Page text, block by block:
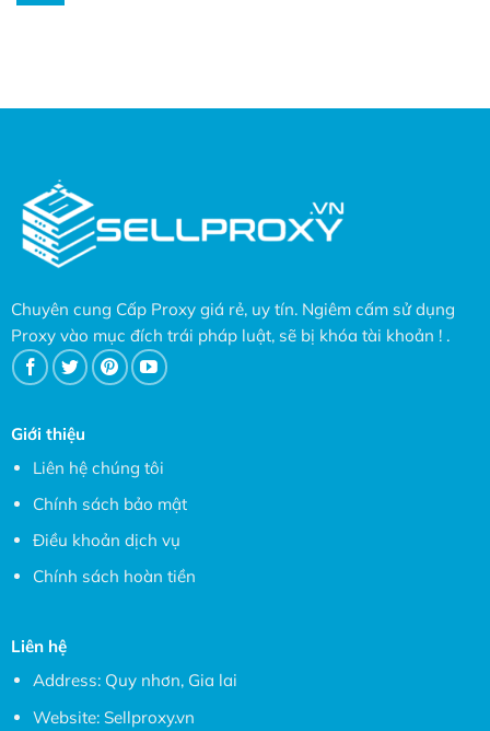
Chuyên cung Cấp Proxy giá rẻ, uy tín. Ngiêm cấm sử dụng
Proxy vào mục đích trái pháp luật, sẽ bị khóa tài khoản ! .
Giới thiệu
Liên hệ chúng tôi
Chính sách bảo mật
Điều khoản dịch vụ
Chính sách hoàn tiền
Liên hệ
Address: Quy nhơn, Gia lai
Website: Sellproxy.vn